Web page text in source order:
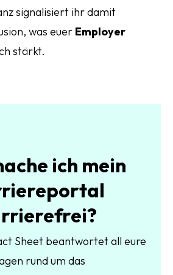
signalisiert ihr damit
was euer Employer
stärkt.
ich mein
Sheet beantwortet all eure
rund um das